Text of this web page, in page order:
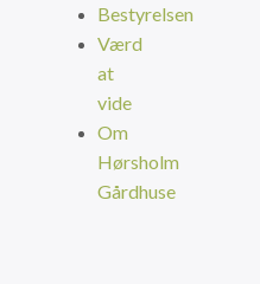
Bestyrelsen
Værd
at
vide
Om
Hørsholm
Gårdhuse